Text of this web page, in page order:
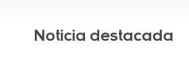
Noticia destacada